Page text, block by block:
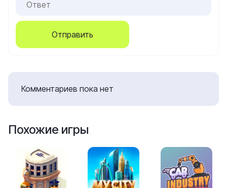
Отправить
Комментариев пока нет
Похожие игры